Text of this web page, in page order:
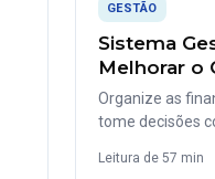
GESTÃO
Sistema
Melhorar o
Organize as
tome decisões
Leitura de 57 min